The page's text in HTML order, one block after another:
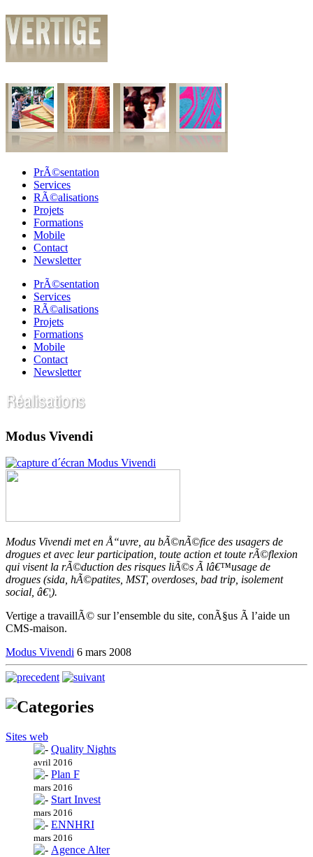
PrÃ©sentation
Services
RÃ©alisations
Projets
Formations
Mobile
Contact
Newsletter
PrÃ©sentation
Services
RÃ©alisations
Projets
Formations
Mobile
Contact
Newsletter
Modus Vivendi
Modus Vivendi met en Å“uvre, au bÃ©nÃ©fice des usagers de
drogues et avec leur participation, toute action et toute rÃ©flexion
qui visent la rÃ©duction des risques liÃ©s Ã lâ€™usage de
drogues (sida, hÃ©patites, MST, overdoses, bad trip, isolement
social, â€¦).
Vertige a travaillÃ© sur l’ensemble du site, conÃ§us Ã l’aide un
CMS-maison.
Modus Vivendi 6 mars 2008
Sites web
Quality Nights
avril 2016
Plan F
mars 2016
Start Invest
mars 2016
ENNHRI
mars 2016
Agence Alter